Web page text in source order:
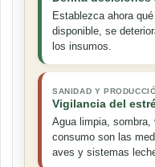
Establezca ahora
disponible, se
los insumos.
SANIDAD Y
Vigilancia del
Agua limpia,
consumo son las
aves y sistemas